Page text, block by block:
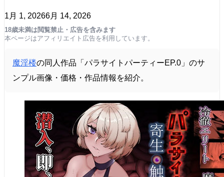
1月 1, 20266月 14, 2026
18歳未満は閲覧禁止・広告を含みます
本ページはアフィリエイト広告を利用しています。
魔淫楼の同人作品「パラサイトパーティーEP.0」のサ
ンプル画像・価格・作品情報を紹介。